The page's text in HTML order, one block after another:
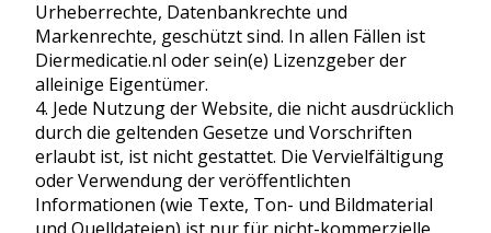
Urheberrechte, Datenbankrechte und
Markenrechte, geschützt sind. In allen Fällen ist
Diermedicatie.nl oder sein(e) Lizenzgeber der
alleinige Eigentümer.
Jede Nutzung der Website, die nicht ausdrücklich
durch die geltenden Gesetze und Vorschriften
erlaubt ist, ist nicht gestattet. Die Vervielfältigung
oder Verwendung der veröffentlichten
Informationen (wie Texte, Ton- und Bildmaterial